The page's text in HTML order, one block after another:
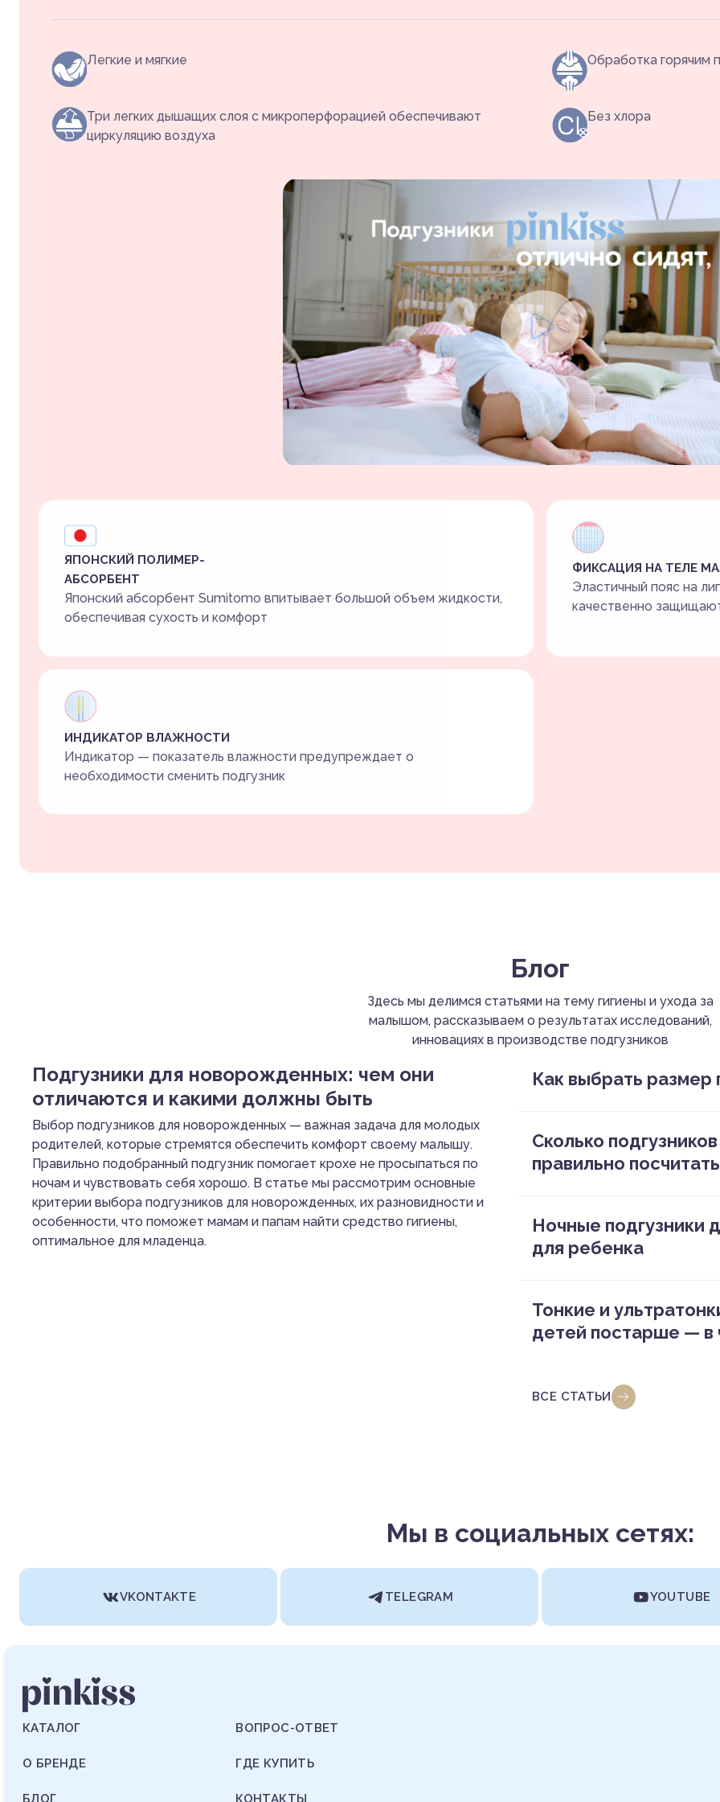
Легкие и мягкие Обработка горячим
Три легких дышащих слоя с микроперфорацией обеспечивают
циркуляцию воздуха
Без хлора
ЯПОНСКИЙ ПОЛИМЕР-
АБСОРБЕНТ
Японский абсорбент Sumitomo впитывает большой объем жидкости,
обеспечивая сухость и комфорт
ФИКСАЦИЯ НА ТЕЛЕ
Эластичный пояс на
качественно
ИНДИКАТОР ВЛАЖНОСТИ
Индикатор — показатель влажности предупреждает о
необходимости сменить подгузник
Блог
Здесь мы делимся статьями на тему гигиены и ухода за
малышом, рассказываем о результатах исследований,
инновациях в производстве подгузников
Подгузники для новорожденных: чем они
отличаются и какими должны быть
Выбор подгузников для новорожденных — важная задача для молодых
родителей, которые стремятся обеспечить комфорт своему малышу.
Правильно подобранный подгузник помогает крохе не просыпаться по
ночам и чувствовать себя хорошо. В статье мы рассмотрим основные
критерии выбора подгузников для новорожденных, их разновидности и
особенности, что поможет мамам и папам найти средство гигиены,
оптимальное для младенца.
Как выбрать размер
Сколько
правильно
Ночные подгузники
для ребенка
Тонкие и
детей постарше — в
ВСЕ СТАТЬИ
Мы в социальных сетях:
VKONTAKTE TELEGRAM YOUTUBE
КАТАЛОГ
О БРЕНДЕ
БЛОГ
ВОПРОС-ОТВЕТ
ГДЕ КУПИТЬ
КОНТАКТЫ